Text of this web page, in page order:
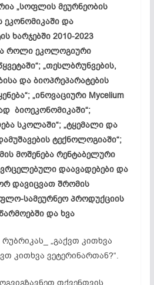
„სოფლის მეურნეობის
და
ხარჯებში 2010-2023
როლი ეკოლოგიური
„თესლბრუნვების,
და ბიოპრეპარატების
„ინოვაციური Mycelium
ბიოეკონომიკაში“;
სკოლაში“; „ტყემალი და
ტექნოლოგიაში“;
მოშენება რენტაბელური
დაავადებები და
დავიცვათ შრომის
სამეურნეო პროდუქციის
და ხვა
„გაქვთ კითხვა
კითხვა ვეტერინართან?“.